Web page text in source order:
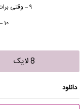
۹ – وقتی برات گریونم و تا خیمه هات پر می زنم – شور
۱۰ – کیمدی ابوالفضل باشینا – شور
8 لایک
دانلود